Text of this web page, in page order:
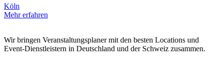
Köln
Mehr erfahren
Wir bringen Veranstaltungsplaner mit den besten Locations und
Event-Dienstleistern in Deutschland und der Schweiz zusammen.